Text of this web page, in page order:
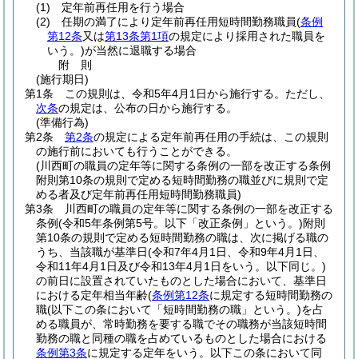
(1)
定年前再任用を行う場合
(2)
任期の満了により定年前再任用短時間勤務職員(条例
第12条又は第13条第1項の規定により採用された職員を
いう。)が当然に退職する場合
附 則
(施行期日)
第1条
この規則は、令和5年4月1日から施行する。 ただし、
次条の規定は、公布の日から施行する。
(準備行為)
第2条
第2条の規定による定年前再任用の手続は、この規則
の施行前においても行うことができる。
(川西町の職員の定年等に関する条例の一部を改正する条例
附則第10条の規則で定める短時間勤務の職並びに規則で定
める者及び定年前再任用短時間勤務職員)
第3条
川西町の職員の定年等に関する条例の一部を改正する
条例(令和5年条例第5号。以下「改正条例」という。)附則
第10条の規則で定める短時間勤務の職は、次に掲げる職の
うち、当該職が基準日(令和7年4月1日、令和9年4月1日、
令和11年4月1日及び令和13年4月1日をいう。以下同じ。)
の前日に設置されていたものとした場合において、基準日
における定年相当年齢(条例第12条に規定する短時間勤務の
職(以下この条において「短時間勤務の職」という。)を占
める職員が、常時勤務を要する職でその職務が当該短時間
勤務の職と同種の職を占めているものとした場合における
条例第3条に規定する定年をいう。以下この条において同